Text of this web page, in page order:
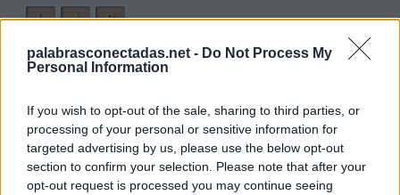
palabrasconectadas.net - Do Not Process My
Personal Information
If you wish to opt-out of the sale, sharing to third parties, or
processing of your personal or sensitive information for
targeted advertising by us, please use the below opt-out
section to confirm your selection. Please note that after your
opt-out request is processed you may continue seeing
L
A
S
S
A
L
S
A
N
S
O
L
S
A L O
N
Palabras extra: